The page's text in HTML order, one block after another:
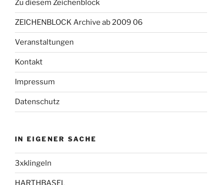
Zu diesem Zeichenblock
ZEICHENBLOCK Archive ab 2009 06
Veranstaltungen
Kontakt
Impressum
Datenschutz
IN EIGENER SACHE
3xklingeln
HARTHBASEL